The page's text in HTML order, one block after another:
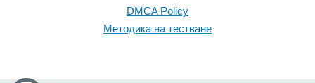
DMCA Policy
Методика на тестване